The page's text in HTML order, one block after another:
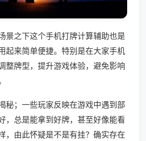
景之下这个手机打牌计算辅助也是
起来简单便捷。特别是在大家手机
整牌型，提升游戏体验，避免影响
秘；一些玩家反映在游戏中遇到部
，总是能拿到好牌，甚至好像能看
，由此怀疑是不是有挂？确实存在